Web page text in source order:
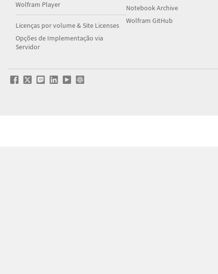
Wolfram Player
Licenças por volume & Site Licenses
Opções de Implementação via
Servidor
Notebook Archive
Wolfram GitHub